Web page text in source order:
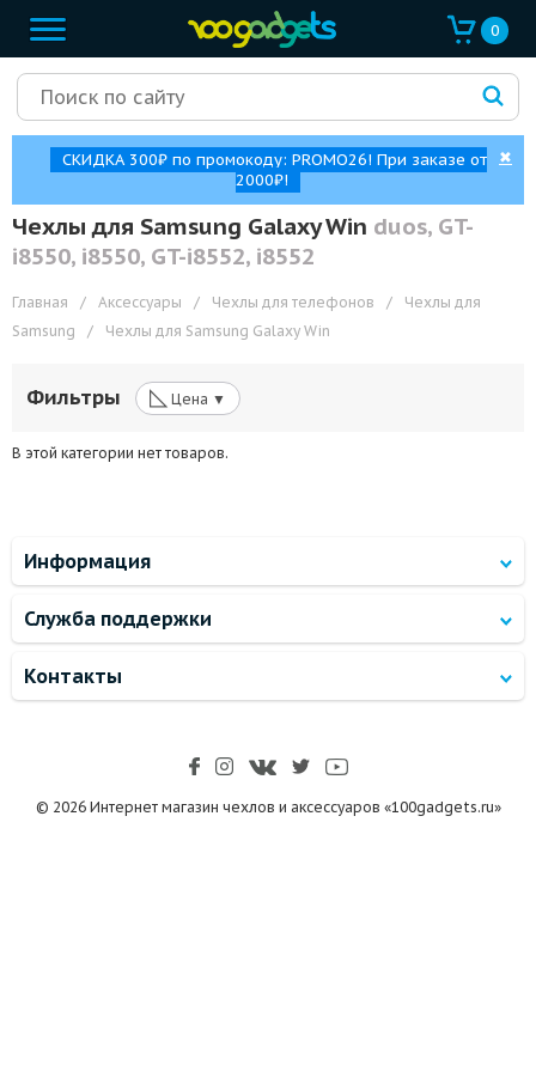
0
СКИДКА 300₽ по промокоду: PROMO26! При заказе от
2000₽!
✖
Чехлы для Samsung Galaxy Win duos, GT-
i8550, i8550, GT-i8552, i8552
Главная / Аксессуары / Чехлы для телефонов /
Чехлы для
Samsung
/ Чехлы для Samsung Galaxy Win
Фильтры ◺ Цена ▼
В этой категории нет товаров.
Информация
Служба поддержки
Контакты
© 2026 Интернет магазин чехлов и аксессуаров «100gadgets.ru»